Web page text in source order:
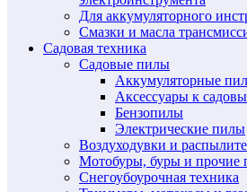
Для аккумуляторного
Смазки и масла
Садовая техника
Садовые пилы
Аккумуляторные
Аксессуары к
Бензопилы
Электрические пилы
Воздуходувки и
Мотобуры, буры и прочие
Снегоубоурочная техника